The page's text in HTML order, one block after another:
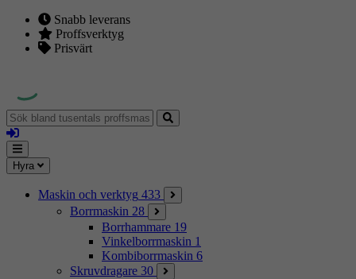
Snabb leverans
Proffsverktyg
Prisvärt
Sök
bland
tusentals
proffsmaskiner
Logga
in
Mina
sidor
Meny
Hyra
Maskin och verktyg 433
Borrmaskin 28
Borrhammare 19
Vinkelborrmaskin 1
Kombiborrmaskin 6
Skruvdragare 30